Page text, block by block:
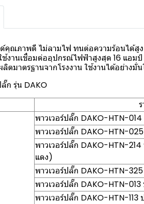
คุณภาพดี ไม่ลามไฟ ทนต่อความร้อนได้สูง
ช้งานเชื่อมต่ออุปกรณ์ไฟฟ้าสูงสุด 16 แอมป์
ตมาตรฐานจากโรงงาน ใช้งานได้อย่างมั่น
ลั๊ก รุ่น DAKO
พาวเวอร์ปลั๊ก DAKO-HTN-
พาวเวอร์ปลั๊ก DAKO-HTN-
พาวเวอร์ปลั๊ก DAKO-HTN-
แดง)
พาวเวอร์ปลั๊ก DAKO-HTN-
พาวเวอร์ปลั๊ก DAKO-HTN-
พาวเวอร์ปลั๊ก DAKO-HTN-